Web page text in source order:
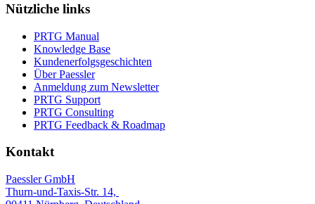
Nützliche links
PRTG Manual
Knowledge Base
Kundenerfolgsgeschichten
Über Paessler
Anmeldung zum Newsletter
PRTG Support
PRTG Consulting
PRTG Feedback & Roadmap
Kontakt
Paessler GmbH
Thurn-und-Taxis-Str. 14,